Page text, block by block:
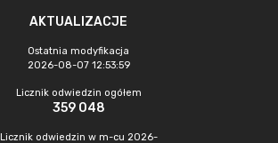
AKTUALIZACJE
Ostatnia modyfikacja
2026-08-07 12:53:59
Licznik odwiedzin ogółem
359 048
Licznik odwiedzin w m-cu 2026-